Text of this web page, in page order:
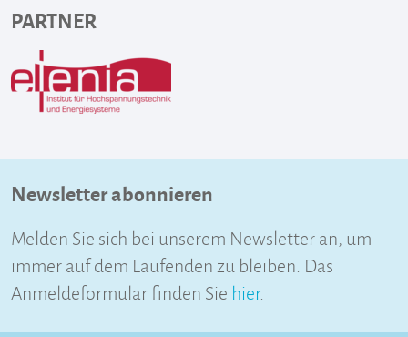
PARTNER
Newsletter abonnieren
Melden Sie sich bei unserem Newsletter an, um
immer auf dem Laufenden zu bleiben. Das
Anmeldeformular finden Sie hier.